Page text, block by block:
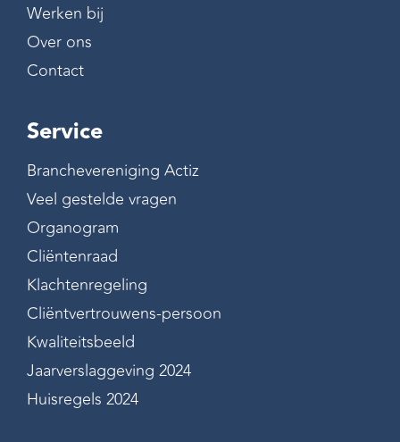
Werken bij
Over ons
Contact
Service
Branchevereniging Actiz
Veel gestelde vragen
Organogram
Cliëntenraad
Klachtenregeling
Cliëntvertrouwens-persoon
Kwaliteitsbeeld
Jaarverslaggeving 2024
Huisregels 2024